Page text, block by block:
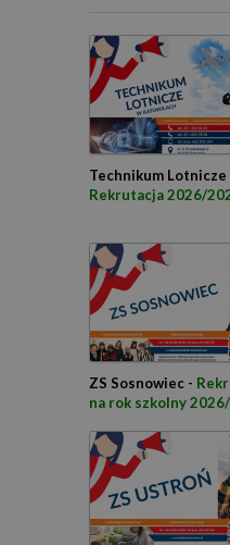
Technikum Lotnicze
Rekrutacja 2026/
ZS Sosnowiec -
na rok szkolny